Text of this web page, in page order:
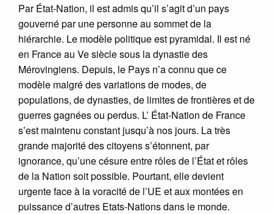
Par État-Nation, il est admis qu’il s’agit d’un pays
gouverné par une personne au sommet de la
hiérarchie. Le modèle politique est pyramidal. Il est né
en France au Ve siècle sous la dynastie des
Mérovingiens. Depuis, le Pays n’a connu que ce
modèle malgré des variations de modes, de
populations, de dynasties, de limites de frontières et de
guerres gagnées ou perdus. L’ État-Nation de France
s’est maintenu constant jusqu’à nos jours. La très
grande majorité des citoyens s’étonnent, par
ignorance, qu’une césure entre rôles de l’État et rôles
de la Nation soit possible. Pourtant, elle devient
urgente face à la voracité de l’UE et aux montées en
puissance d’autres Etats-Nations dans le monde.